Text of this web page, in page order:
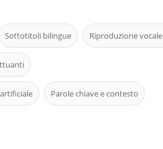
Sottotitoli bilingue Riproduzione
Parole chiave e contesto